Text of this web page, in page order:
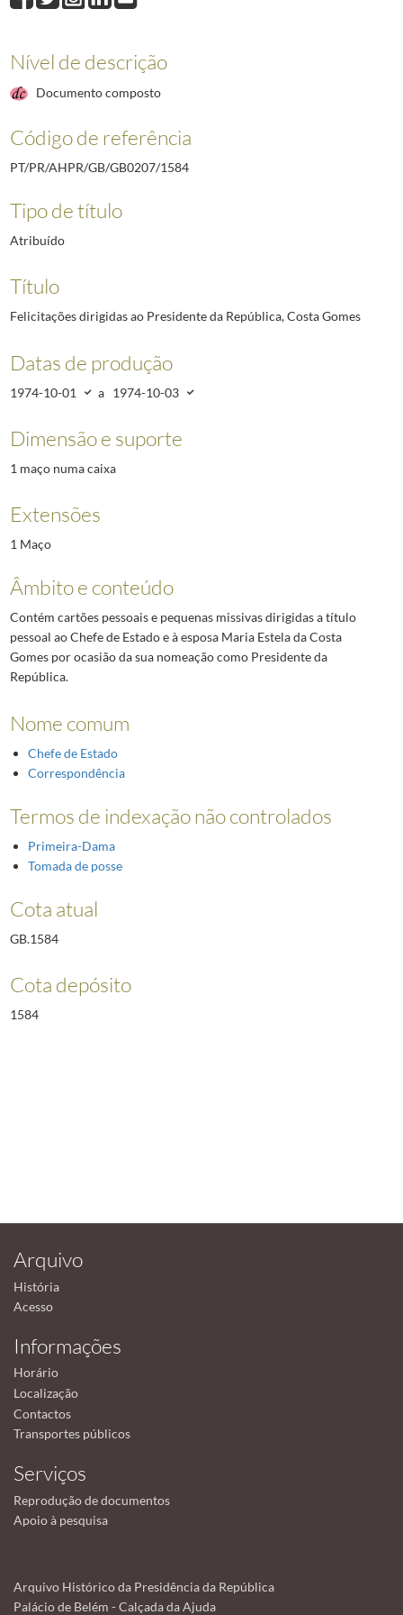
1595 Telegramas dirigidos ao Presidente da República, António Spínola
Mensagens diversas dirigidas ao Presidente da República, Mário Soares
5872 Mensagens de condolências SEXA PR - Desde 1996
Nível de descrição
Documento composto
Código de referência
PT/PR/AHPR/GB/GB0207/1584
Tipo de título
Atribuído
Título
Felicitações dirigidas ao Presidente da República, Costa Gomes
Datas de produção
1974-10-01 a 1974-10-03
Dimensão e suporte
1 maço numa caixa
Extensões
1 Maço
Âmbito e conteúdo
Contém cartões pessoais e pequenas missivas dirigidas a título
pessoal ao Chefe de Estado e à esposa Maria Estela da Costa
Gomes por ocasião da sua nomeação como Presidente da
República.
Nome comum
Chefe de Estado
Correspondência
Termos de indexação não controlados
Primeira-Dama
Tomada de posse
Cota atual
GB.1584
Cota depósito
1584
Arquivo
História
Acesso
Informações
Horário
Localização
Contactos
Transportes públicos
Serviços
Reprodução de documentos
Apoio à pesquisa
Arquivo Histórico da Presidência da República
Palácio de Belém - Calçada da Ajuda